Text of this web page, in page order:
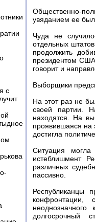
с
Общественно-
увяданием ее
Чуда не
отдельных
продолжить
президентом США
говорит и
Выборщики
На этот раз не
своей партии.
находятся. На
проявившаяся на
достигла
Ситуация
истеблишмент
различных
пассивно.
Республиканцы
долгосрочный